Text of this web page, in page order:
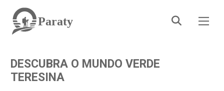
Paraty
DESCUBRA O MUNDO VERDE
TERESINA